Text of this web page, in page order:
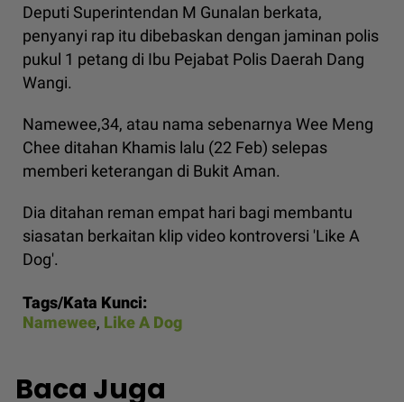
Deputi Superintendan M Gunalan berkata,
penyanyi rap itu dibebaskan dengan jaminan polis
pukul 1 petang di Ibu Pejabat Polis Daerah Dang
Wangi.
Namewee,34, atau nama sebenarnya Wee Meng
Chee ditahan Khamis lalu (22 Feb) selepas
memberi keterangan di Bukit Aman.
Dia ditahan reman empat hari bagi membantu
siasatan berkaitan klip video kontroversi 'Like A
Dog'.
Tags/Kata Kunci:
Namewee, Like A Dog
Baca Juga